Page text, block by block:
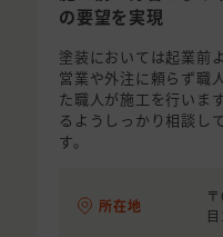
の要望を実現
塗装においては起業前
営業や外注に頼らず職
た職人が施工を行いま
るようしっかり相談し
す。
所在地